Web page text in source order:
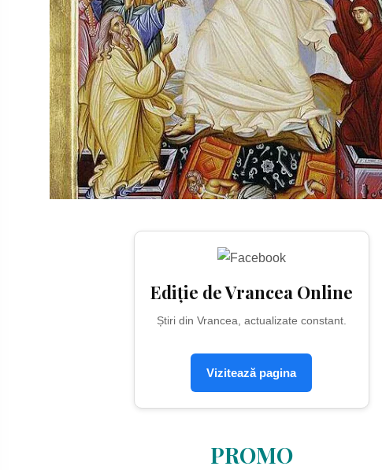
Ediție de Vrancea Online
Știri din Vrancea, actualizate constant.
Vizitează pagina
PROMO